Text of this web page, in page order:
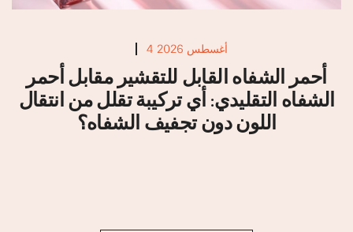
4 أغسطس 2026
أحمر الشفاه القابل للتقشير مقابل أحمر
الشفاه التقليدي: أي تركيبة تقلل من انتقال
اللون دون تجفيف الشفاه؟